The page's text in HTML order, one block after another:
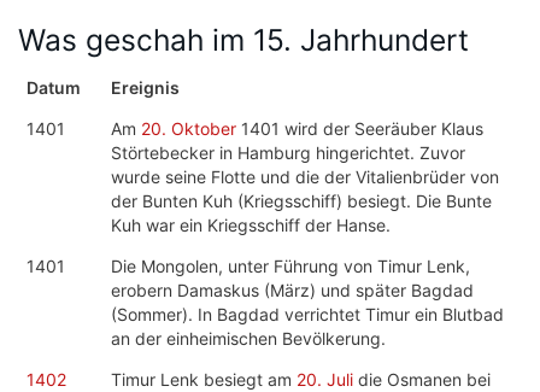
Was geschah im 15. Jahrhundert
Datum
Ereignis
1401
Am 20. Oktober 1401 wird der Seeräuber Klaus
Störtebecker in Hamburg hingerichtet. Zuvor
wurde seine Flotte und die der Vitalienbrüder von
der Bunten Kuh (Kriegsschiff) besiegt. Die Bunte
Kuh war ein Kriegsschiff der Hanse.
1401
Die Mongolen, unter Führung von Timur Lenk,
erobern Damaskus (März) und später Bagdad
(Sommer). In Bagdad verrichtet Timur ein Blutbad
an der einheimischen Bevölkerung.
1402
Timur Lenk besiegt am 20. Juli die Osmanen bei